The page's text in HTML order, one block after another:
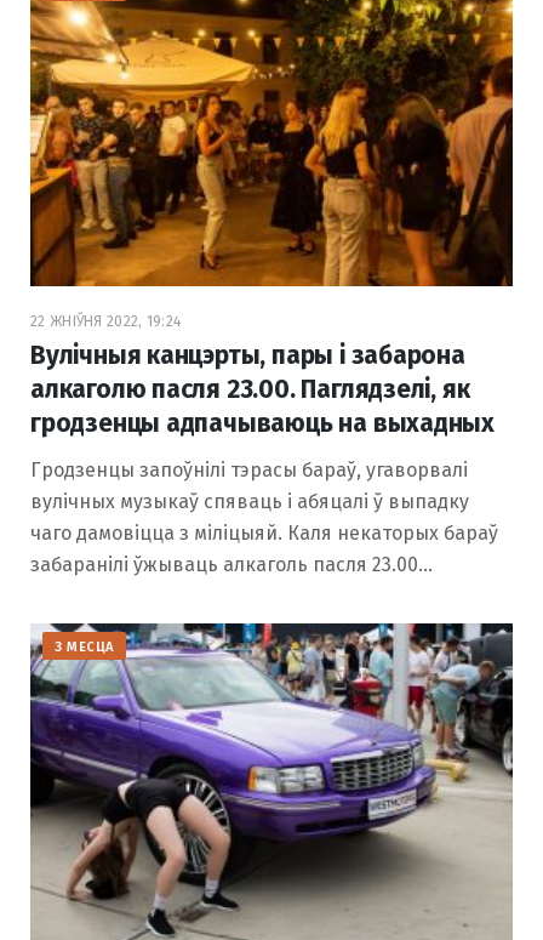
22 ЖНІЎНЯ 2022, 19:24
Вулічныя канцэрты, пары і забарона
алкаголю пасля 23.00. Паглядзелі, як
гродзенцы адпачываюць на выхадных
Гродзенцы запоўнілі тэрасы бараў, угаворвалі
вулічных музыкаў спяваць і абяцалі ў выпадку
чаго дамовіцца з міліцыяй. Каля некаторых бараў
забаранілі ўжываць алкаголь пасля 23.00…
З МЕСЦА